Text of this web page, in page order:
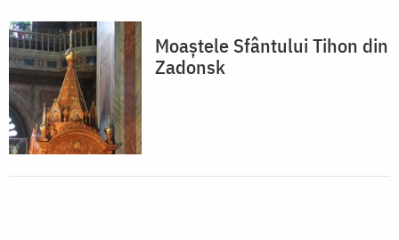
Moaștele Sfântului Tihon din
Zadonsk